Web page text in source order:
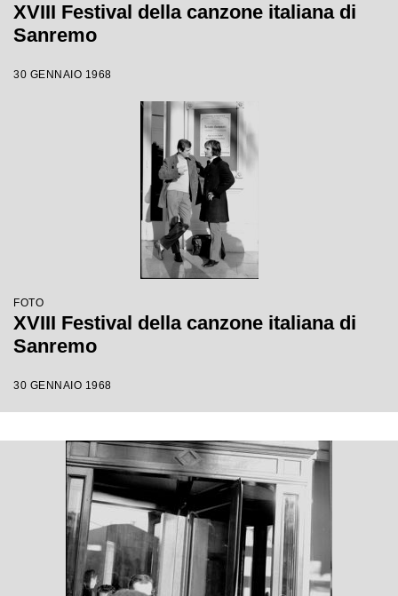
XVIII Festival della canzone italiana di
Sanremo
30 GENNAIO 1968
FOTO
XVIII Festival della canzone italiana di
Sanremo
30 GENNAIO 1968